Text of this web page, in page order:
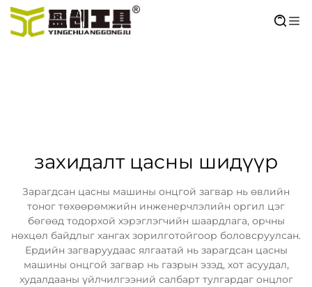
захидалт цасны шидүүр
Зарагдсан цасны машины онцгой загвар нь өвлийн
тоног төхөөрөмжийн инженерчлэлийн оргил цэг
бөгөөд тодорхой хэрэглэгчийн шаардлага, орчны
нөхцөл байдлыг хангах зорилготойгоор боловсруулсан.
Ердийн загваруудаас ялгаатай нь зарагдсан цасны
машины онцгой загвар нь газрын эзэд, хот асуудал,
худалдааны үйлчилгээний салбарт тулгардаг онцлог